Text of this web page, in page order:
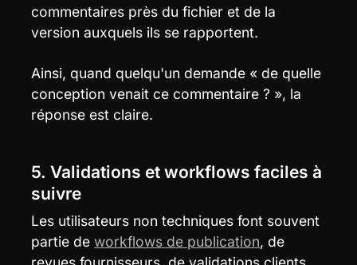
commentaires près du fichier et de la
version auxquels ils se rapportent.
Ainsi, quand quelqu'un demande « de quelle
conception venait ce commentaire ? », la
réponse est claire.
5. Validations et workflows faciles à
suivre
Les utilisateurs non techniques font souvent
partie de workflows de publication, de